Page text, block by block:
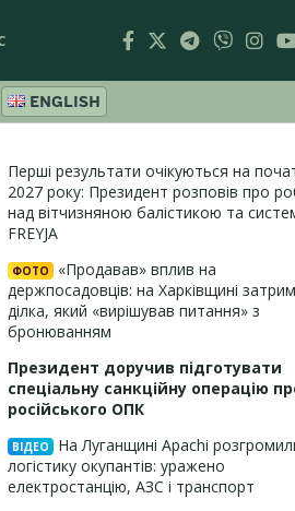
ENGLISH
Перші результати очікуються на
2027 року: Президент розповів про
над вітчизняною балістикою та
FREYJA
ФОТО
«Продавав» вплив на
держпосадовців: на Харківщині
ділка, який «вирішував питання» з
бронюванням
Президент доручив підготувати
спеціальну санкційну операцію
російського ОПК
ВІДЕО
На Луганщині Apachi
логістику окупантів: уражено
електростанцію, АЗС і транспорт